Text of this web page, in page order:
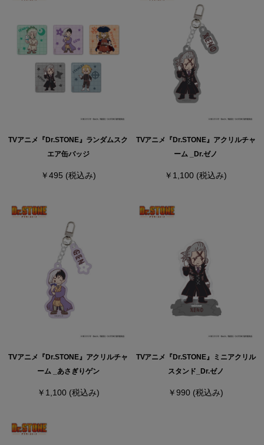
TVアニメ『Dr.STONE』ランダムスク
エア缶バッジ
￥495 (税込み)
TVアニメ『Dr.STONE』アクリルチャ
ーム _Dr.ゼノ
￥1,100 (税込み)
TVアニメ『Dr.STONE』アクリルチャ
ーム _あさぎりゲン
￥1,100 (税込み)
TVアニメ『Dr.STONE』ミニアクリル
スタンド_Dr.ゼノ
￥990 (税込み)